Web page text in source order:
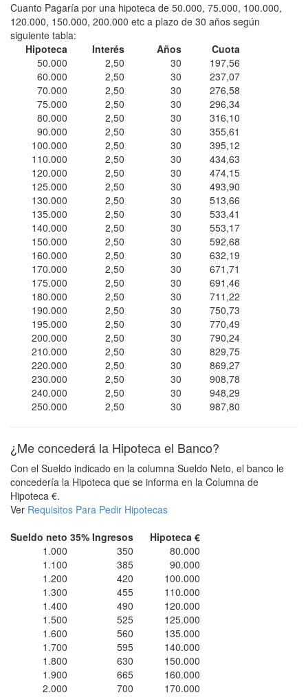
Cuanto Pagaría por una hipoteca de 50.000, 75.000, 100.000,
120.000, 150.000, 200.000 etc a plazo de 30 años según
siguiente tabla:
Hipoteca
Interés Años
Cuota
50.000
2,50 30
197,56
60.000
2,50 30
237,07
70.000
2,50 30
276,58
75.000
2,50 30
296,34
80.000
2,50 30
316,10
90.000
2,50 30
355,61
100.000
2,50 30
395,12
110.000
2,50 30
434,63
120.000
2,50 30
474,15
125.000
2,50 30
493,90
130.000
2,50 30
513,66
135.000
2,50 30
533,41
140.000
2,50 30
553,17
150.000
2,50 30
592,68
160.000
2,50 30
632,19
170.000
2,50 30
671,71
175.000
2,50 30
691,46
180.000
2,50 30
711,22
190.000
2,50 30
750,73
195.000
2,50 30
770,49
200.000
2,50 30
790,24
210.000
2,50 30
829,75
220.000
2,50 30
869,27
230.000
2,50 30
908,78
240.000
2,50 30
948,29
250.000
2,50 30 987,80
¿Me concederá la Hipoteca el Banco?
Con el Sueldo indicado en la columna Sueldo Neto, el banco le
concedería la Hipoteca que se informa en la Columna de
Hipoteca €.
Ver Requisitos Para Pedir Hipotecas
Sueldo neto 35% Ingresos
Hipoteca €
1.000
350
80.000
1.100
385
90.000
1.200
420
100.000
1.300
455
110.000
1.400
490
120.000
1.500
525
125.000
1.600
560
135.000
1.700
595
140.000
1.800
630
150.000
1.900
665
160.000
2.000
700
170.000